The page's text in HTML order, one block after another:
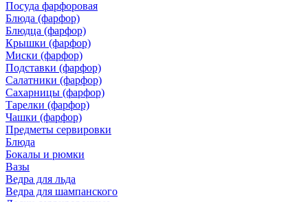
Посуда фарфоровая
Блюда (фарфор)
Блюдца (фарфор)
Крышки (фарфор)
Миски (фарфор)
Подставки (фарфор)
Салатники (фарфор)
Сахарницы (фарфор)
Тарелки (фарфор)
Чашки (фарфор)
Предметы сервировки
Блюда
Бокалы и рюмки
Вазы
Ведра для льда
Ведра для шампанского